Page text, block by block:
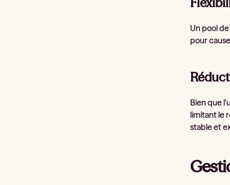
Un pool
pour
Bien que
limitant le
stable et